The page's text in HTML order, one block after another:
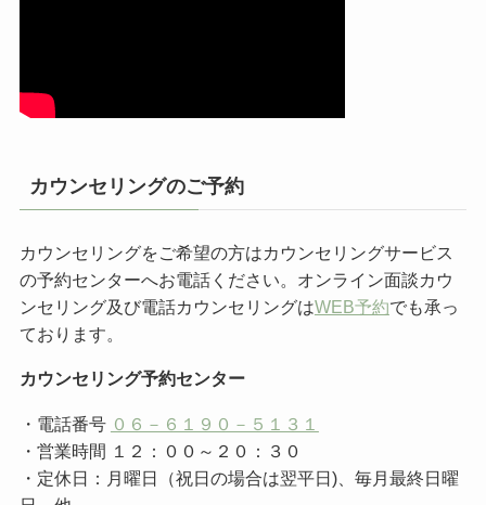
カウンセリングのご予約
カウンセリングをご希望の方はカウンセリングサービス
の予約センターへお電話ください。オンライン面談カウ
ンセリング及び電話カウンセリングはWEB予約でも承っ
ております。
カウンセリング予約センター
・電話番号 ０６－６１９０－５１３１
・営業時間 １２：００～２０：３０
・定休日：月曜日（祝日の場合は翌平日)、毎月最終日曜